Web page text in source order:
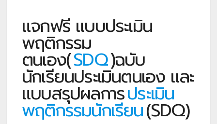
แจกฟรี แบบประเมิน
พฤติกรรม
ตนเอง(SDQ)ฉบับ
นักเรียนประเมินตนเอง และ
แบบสรุปผลการประเมิน
พฤติกรรมนักเรียน(SDQ)